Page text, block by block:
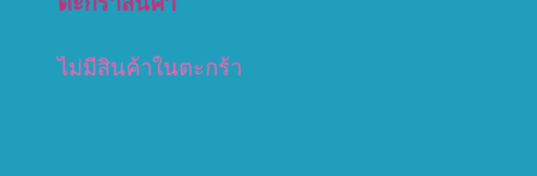
ไม่มีสินค้าในตะกร้า